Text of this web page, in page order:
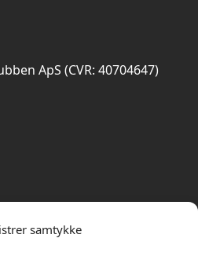
samtykke
ApS (CVR: 40704647)
på Trustpilot